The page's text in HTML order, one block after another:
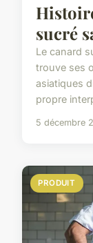
sucré
Le canard
trouve ses
asiatiques
propre
5 décembre
PRODUIT